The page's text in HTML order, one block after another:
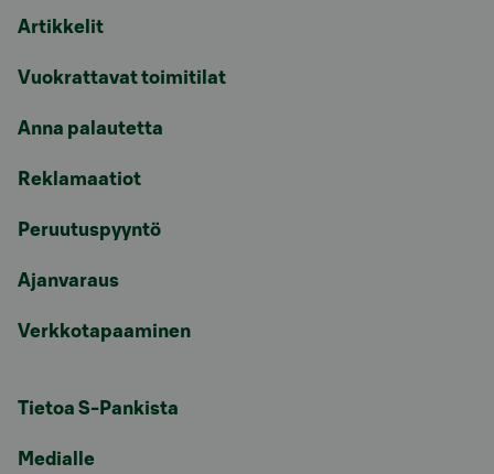
Artikkelit
Vuokrattavat toimitilat
Anna palautetta
Reklamaatiot
Peruutuspyyntö
Ajanvaraus
Verkkotapaaminen
Tietoa S-Pankista
Medialle